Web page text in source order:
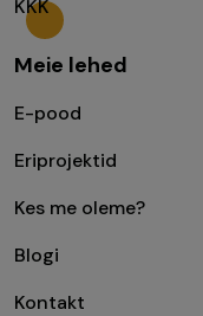
KKK
Meie lehed
E-pood
Eriprojektid
Kes me oleme?
Blogi
Kontakt